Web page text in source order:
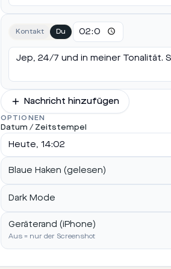
Kontakt Du
Nachricht hinzufügen
OPTIONEN
Datum / Zeitstempel
Blaue Haken (gelesen)
Dark Mode
Geräterand (iPhone)
Aus = nur der Screenshot